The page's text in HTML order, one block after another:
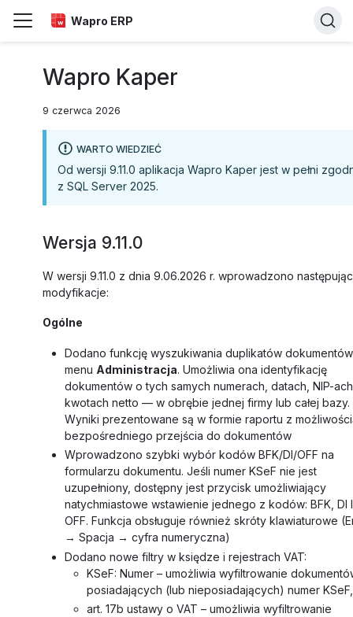
Wapro ERP
Wapro Kaper
9 czerwca 2026
WARTO WIEDZIEĆ
Od wersji 9.11.0 aplikacja Wapro Kaper jest w pełni
z SQL Server 2025.
Wersja 9.11.0
W wersji 9.11.0 z dnia 9.06.2026 r. wprowadzono
modyfikacje:
Ogólne
Dodano funkcję wyszukiwania duplikatów
menu Administracja. Umożliwia ona identyfikację
dokumentów o tych samych numerach, datach, NIP-
kwotach netto — w obrębie jednej firmy lub całej bazy.
Wyniki prezentowane są w formie raportu z
bezpośredniego przejścia do dokumentów
Wprowadzono szybki wybór kodów BFK/DI/OFF na
formularzu dokumentu. Jeśli numer KSeF nie jest
uzupełniony, dostępny jest przycisk umożliwiający
natychmiastowe wstawienie jednego z kodów: BFK, DI
OFF. Funkcja obsługuje również skróty klawiaturowe
→ Spacja → cyfra numeryczna)
Dodano nowe filtry w księdze i rejestrach VAT:
KSeF: Numer – umożliwia wyfiltrowanie
posiadających (lub nieposiadających) numer KSeF,
art. 17b ustawy o VAT – umożliwia wyfiltrowanie